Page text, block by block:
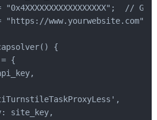
//
www.yourwebsite.com";
{
{
site_key,